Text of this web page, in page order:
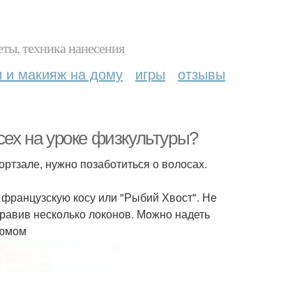
техника нанесения
и макияж на дому игры отзывы
на уроке физкультуры?
нужно позаботиться о волосах.
косу или "Рыбий Хвост". Не
несколько локонов. Можно надеть